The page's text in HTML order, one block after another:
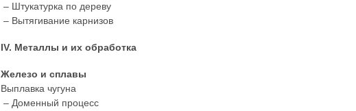
– Штукатурка по дереву
– Вытягивание карнизов
IV. Металлы и их обработка
Железо и сплавы
Выплавка чугуна
– Доменный процесс